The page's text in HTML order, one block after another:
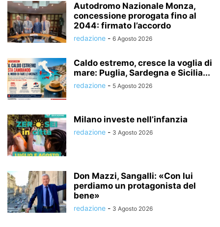
Autodromo Nazionale Monza,
concessione prorogata fino al
2044: firmato l’accordo
redazione - 6 Agosto 2026
Caldo estremo, cresce la voglia di
mare: Puglia, Sardegna e Sicilia...
redazione - 5 Agosto 2026
Milano investe nell’infanzia
redazione - 3 Agosto 2026
Don Mazzi, Sangalli: «Con lui
perdiamo un protagonista del
bene»
redazione - 3 Agosto 2026